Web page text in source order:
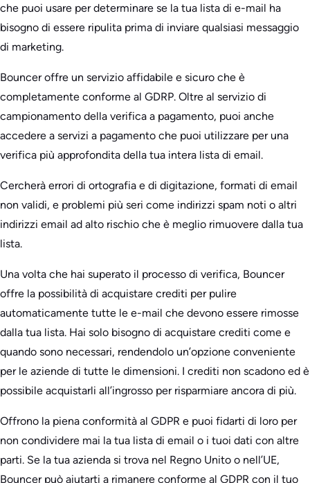
che puoi usare per determinare se la tua lista di e-mail ha
bisogno di essere ripulita prima di inviare qualsiasi messaggio
di marketing.
Bouncer offre un servizio affidabile e sicuro che è
completamente conforme al GDRP. Oltre al servizio di
campionamento della verifica a pagamento, puoi anche
accedere a servizi a pagamento che puoi utilizzare per una
verifica più approfondita della tua intera lista di email.
Cercherà errori di ortografia e di digitazione, formati di email
non validi, e problemi più seri come indirizzi spam noti o altri
indirizzi email ad alto rischio che è meglio rimuovere dalla tua
lista.
Una volta che hai superato il processo di verifica, Bouncer
offre la possibilità di acquistare crediti per pulire
automaticamente tutte le e-mail che devono essere rimosse
dalla tua lista. Hai solo bisogno di acquistare crediti come e
quando sono necessari, rendendolo un’opzione conveniente
per le aziende di tutte le dimensioni. I crediti non scadono ed è
possibile acquistarli all’ingrosso per risparmiare ancora di più.
Offrono la piena conformità al GDPR e puoi fidarti di loro per
non condividere mai la tua lista di email o i tuoi dati con altre
parti. Se la tua azienda si trova nel Regno Unito o nell’UE,
Bouncer può aiutarti a rimanere conforme al GDPR con il tuo